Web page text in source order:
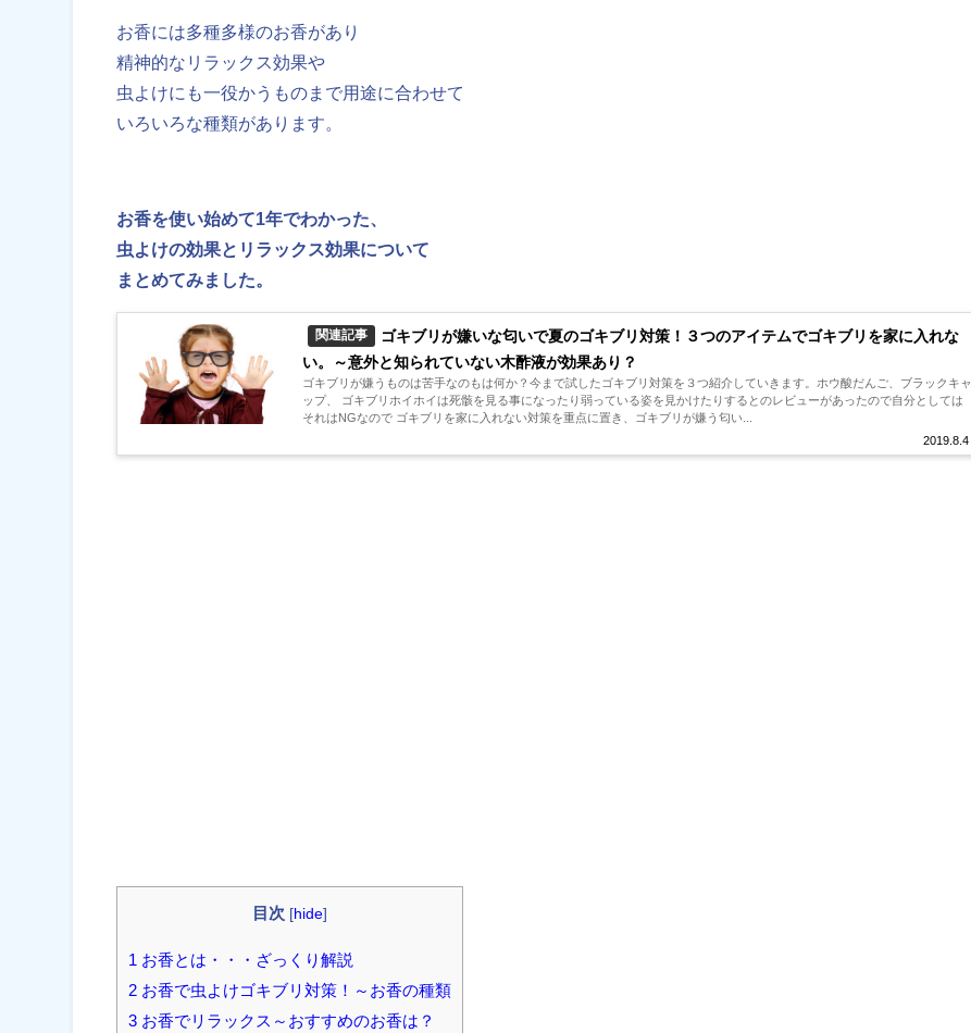
お香には多種多様のお香があり
精神的なリラックス効果や
虫よけにも一役かうものまで用途に合わせて
いろいろな種類があります。
お香を使い始めて1年でわかった、
虫よけの効果とリラックス効果について
まとめてみました。
関連記事
ゴキブリが嫌いな匂いで夏のゴキブリ対策！３つのアイテムでゴキブリを家に入れな
い。～意外と知られていない木酢液が効果あり？
2019.8.4
ゴキブリが嫌うものは苦手なのもは何か？今まで試したゴキブリ対策を３つ紹介していきます。ホウ酸だんご、ブラックキャ
ップ、 ゴキブリホイホイは死骸を見る事になったり弱っている姿を見かけたりするとのレビューがあったので自分としては
それはNGなので ゴキブリを家に入れない対策を重点に置き、ゴキブリが嫌う匂い...
目次 [hide]
1 お香とは・・・ざっくり解説
2 お香で虫よけゴキブリ対策！～お香の種類
3 お香でリラックス～おすすめのお香は？